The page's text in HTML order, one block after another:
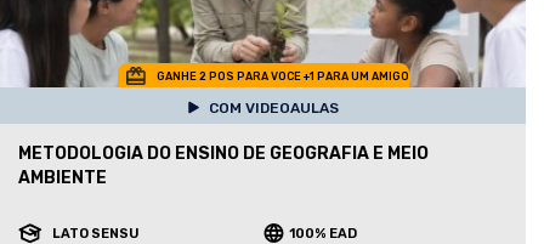
GANHE 2 POS PARA VOCE +1 PARA UM AMIGO
COM VIDEOAULAS
METODOLOGIA DO ENSINO DE GEOGRAFIA E MEIO
AMBIENTE
LATO SENSU 100% EAD